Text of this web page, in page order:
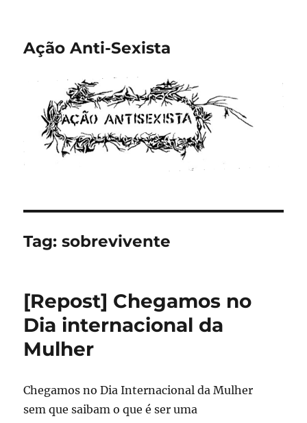
Ação Anti-Sexista
Tag:sobrevivente
[Repost] Chegamos no
Dia internacional da
Mulher
Chegamos no Dia Internacional da Mulher
sem que saibam o que é ser uma